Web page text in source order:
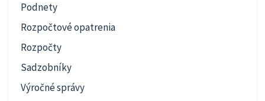
Podnety
Rozpočtové opatrenia
Rozpočty
Sadzobníky
Výročné správy